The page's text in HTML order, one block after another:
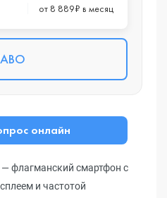
от 8 889₽ в месяц
онлайн
— флагманский смартфон с
и частотой